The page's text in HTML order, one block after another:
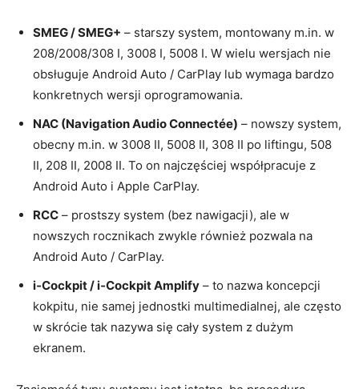
SMEG / SMEG+ – starszy system, montowany m.in. w
208/2008/308 I, 3008 I, 5008 I. W wielu wersjach nie
obsługuje Android Auto / CarPlay lub wymaga bardzo
konkretnych wersji oprogramowania.
NAC (Navigation Audio Connectée) – nowszy system,
obecny m.in. w 3008 II, 5008 II, 308 II po liftingu, 508
II, 208 II, 2008 II. To on najczęściej współpracuje z
Android Auto i Apple CarPlay.
RCC – prostszy system (bez nawigacji), ale w
nowszych rocznikach zwykle również pozwala na
Android Auto / CarPlay.
i‑Cockpit / i‑Cockpit Amplify – to nazwa koncepcji
kokpitu, nie samej jednostki multimedialnej, ale często
w skrócie tak nazywa się cały system z dużym
ekranem.